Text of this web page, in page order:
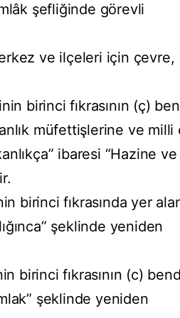
şefliğinde görevli
ve ilçeleri için çevre,
birinci fıkrasının (ç)
müfettişlerine ve milli
ibaresi “Hazine
birinci fıkrasında yer
şeklinde yeniden
birinci fıkrasının (c)
şeklinde yeniden